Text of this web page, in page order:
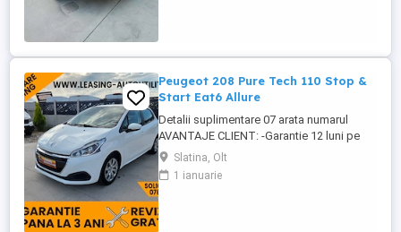
Peugeot 208 Pure Tech 110 Stop &
Start Eat6 Allure
Detalii suplimentare 07 arata numarul
AVANTAJE CLIENT: -Garantie 12 luni pe
cutie viteze si motor cu posibilitate
extindere -GRATUIT Ulei+filtre la predare -
Servicii RAR -Eliberare numere provizorii -
Slatina, Olt
1 ianuarie